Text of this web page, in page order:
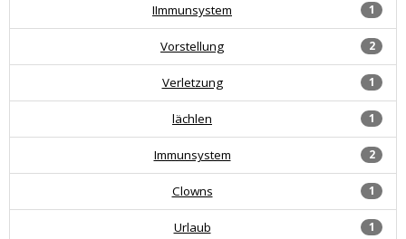
1
IImmunsystem
2
Vorstellung
1
Verletzung
1
lächlen
2
Immunsystem
1
Clowns
1
Urlaub